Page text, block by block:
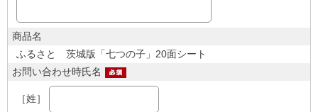
商品名
ふるさと 茨城版「七つの子」20面シート
お問い合わせ時氏名
［姓］